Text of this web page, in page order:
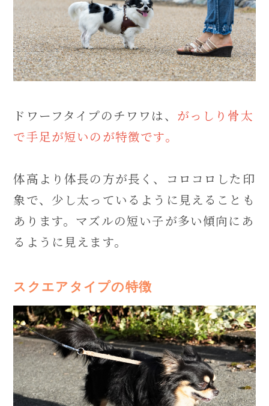
ドワーフタイプのチワワは、 がっしり骨太
で手足が短いのが特徴です。
体高より体長の方が長く、コロコロした印
象で、少し太っているように見えることも
あります。マズルの短い子が多い傾向にあ
るように見えます。
スクエアタイプの特徴